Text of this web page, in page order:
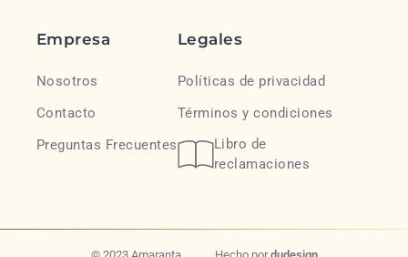
Empresa
Nosotros
Contacto
Preguntas Frecuentes
Legales
Políticas de privacidad
Términos y condiciones
Libro de
reclamaciones